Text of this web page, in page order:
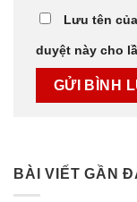
Lưu tên
duyệt này cho
BÀI VIẾT GẦN